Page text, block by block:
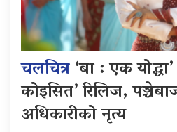
चलचित्र‘बा : एक
कोइसित’ रिलिज,
अधिकारीको नृत्य